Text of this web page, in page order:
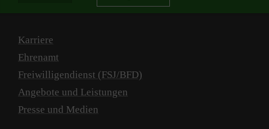
Karriere
Ehrenamt
Freiwilligendienst (FSJ/BFD)
Angebote und Leistungen
Presse und Medien